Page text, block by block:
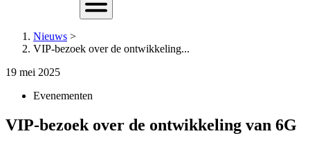
Nieuws >
VIP-bezoek over de ontwikkeling...
19 mei 2025
Evenementen
VIP-bezoek over de ontwikkeling van 6G